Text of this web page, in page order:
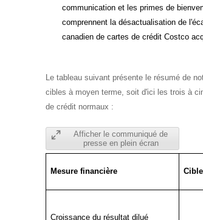
communication et les primes de
comprennent la désactualisation de
canadien de cartes de crédit Costco
Le tableau suivant présente le résumé de
cibles à moyen terme, soit d'ici les trois à
de crédit normaux :
Afficher le communiqué de
presse en plein écran
Mesure financière Cible
Croissance du résultat dilué